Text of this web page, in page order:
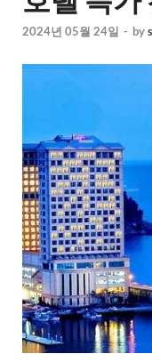
2024년 05월 24일 - by